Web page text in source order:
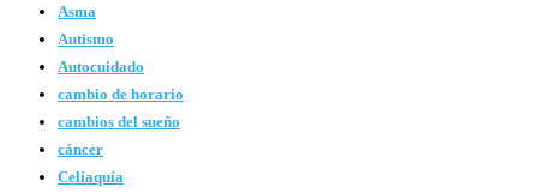
Asma
Autismo
Autocuidado
cambio de horario
cambios del sueño
cáncer
Celiaquía